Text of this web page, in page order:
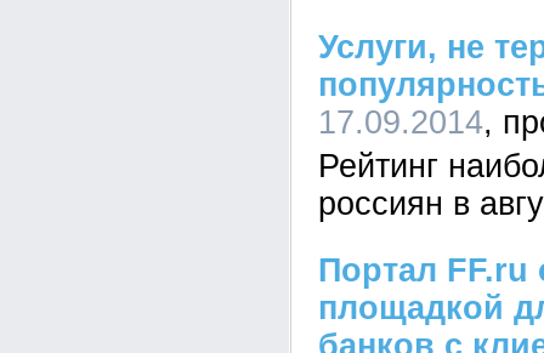
Услуги, не
17.09.2014
Рейтинг
россиян в
Портал
площадкой
банков с